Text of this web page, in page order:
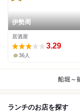
伊勢周
居酒屋
3.29
36人
船堀～
ランチのお店を探す